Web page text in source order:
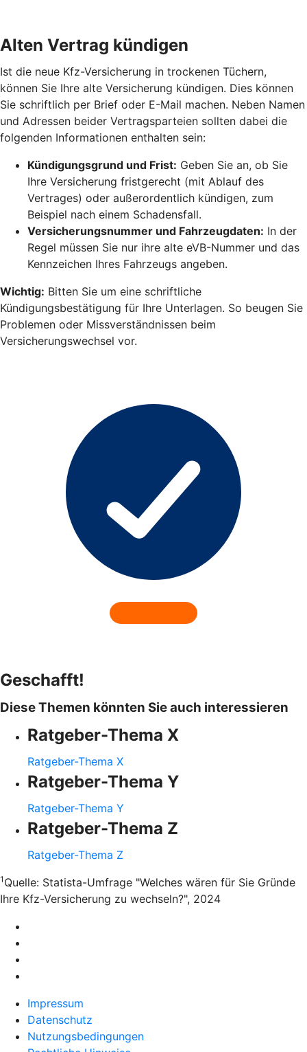
Alten Vertrag kündigen
Ist die neue Kfz-Versicherung in trockenen Tüchern,
können Sie Ihre alte Versicherung kündigen. Dies können
Sie schriftlich per Brief oder E-Mail machen. Neben Namen
und Adressen beider Vertragsparteien sollten dabei die
folgenden Informationen enthalten sein:
Kündigungsgrund und Frist: Geben Sie an, ob Sie
Ihre Versicherung fristgerecht (mit Ablauf des
Vertrages) oder außerordentlich kündigen, zum
Beispiel nach einem Schadensfall.
Versicherungsnummer und Fahrzeugdaten: In der
Regel müssen Sie nur ihre alte eVB-Nummer und das
Kennzeichen Ihres Fahrzeugs angeben.
Wichtig: Bitten Sie um eine schriftliche
Kündigungsbestätigung für Ihre Unterlagen. So beugen Sie
Problemen oder Missverständnissen beim
Versicherungswechsel vor.
Geschafft!
Diese Themen könnten Sie auch interessieren
Ratgeber-Thema X
Ratgeber-Thema X
Ratgeber-Thema Y
Ratgeber-Thema Y
Ratgeber-Thema Z
Ratgeber-Thema Z
1 Quelle: Statista-Umfrage "Welches wären für Sie Gründe
Ihre Kfz-Versicherung zu wechseln?", 2024
Impressum
Datenschutz
Nutzungsbedingungen